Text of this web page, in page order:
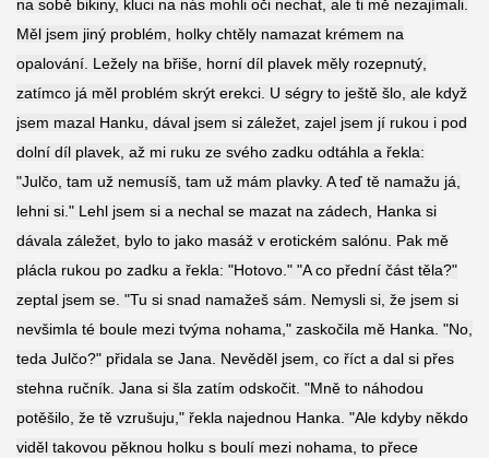
na sobě bikiny, kluci na nás mohli oči nechat, ale ti mě nezajímali.
Měl jsem jiný problém, holky chtěly namazat krémem na
opalování. Ležely na břiše, horní díl plavek měly rozepnutý,
zatímco já měl problém skrýt erekci. U ségry to ještě šlo, ale když
jsem mazal Hanku, dával jsem si záležet, zajel jsem jí rukou i pod
dolní díl plavek, až mi ruku ze svého zadku odtáhla a řekla:
"Julčo, tam už nemusíš, tam už mám plavky. A teď tě namažu já,
lehni si." Lehl jsem si a nechal se mazat na zádech, Hanka si
dávala záležet, bylo to jako masáž v erotickém salónu. Pak mě
plácla rukou po zadku a řekla: "Hotovo." "A co přední část těla?"
zeptal jsem se. "Tu si snad namažeš sám. Nemysli si, že jsem si
nevšimla té boule mezi tvýma nohama," zaskočila mě Hanka. "No,
teda Julčo?" přidala se Jana. Nevěděl jsem, co říct a dal si přes
stehna ručník. Jana si šla zatím odskočit. "Mně to náhodou
potěšilo, že tě vzrušuju," řekla najednou Hanka. "Ale kdyby někdo
viděl takovou pěknou holku s boulí mezi nohama, to přece